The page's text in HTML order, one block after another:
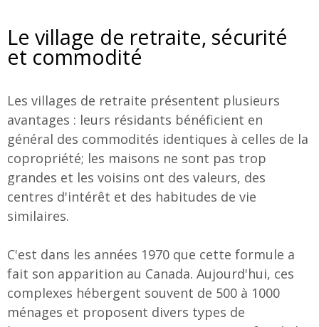
Le village de retraite, sécurité
et commodité
Les villages de retraite présentent plusieurs
avantages : leurs résidants bénéficient en
général des commodités identiques à celles de la
copropriété; les maisons ne sont pas trop
grandes et les voisins ont des valeurs, des
centres d'intérêt et des habitudes de vie
similaires.
C'est dans les années 1970 que cette formule a
fait son apparition au Canada. Aujourd'hui, ces
complexes hébergent souvent de 500 à 1000
ménages et proposent divers types de